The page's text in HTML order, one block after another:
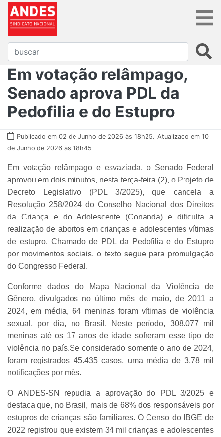
Em votação relâmpago,
Senado aprova PDL da
Pedofilia e do Estupro
Publicado em 02 de Junho de 2026 às 18h25. Atualizado em 10
de Junho de 2026 às 18h45
Em votação relâmpago e esvaziada, o Senado Federal
aprovou em dois minutos, nesta terça-feira (2), o Projeto de
Decreto Legislativo (PDL 3/2025), que cancela a
Resolução 258/2024 do Conselho Nacional dos Direitos
da Criança e do Adolescente (Conanda) e dificulta a
realização de abortos em crianças e adolescentes vítimas
de estupro. Chamado de PDL da Pedofilia e do Estupro
por movimentos sociais, o texto segue para promulgação
do Congresso Federal.
Conforme dados do Mapa Nacional da Violência de
Gênero, divulgados no último mês de maio, de 2011 a
2024, em média, 64 meninas foram vítimas de violência
sexual, por dia, no Brasil. Neste período, 308.077 mil
meninas até os 17 anos de idade sofreram esse tipo de
violência no país.Se considerado somente o ano de 2024,
foram registrados 45.435 casos, uma média de 3,78 mil
notificações por mês.
O ANDES-SN repudia a aprovação do PDL 3/2025 e
destaca que, no Brasil, mais de 68% dos responsáveis por
estupros de crianças são familiares. O Censo do IBGE de
2022 registrou que existem 34 mil crianças e adolescentes